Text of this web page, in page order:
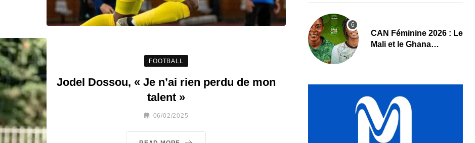
FOOTBALL
Jodel Dossou, « Je n’ai rien perdu de mon
talent »
06/02/2025
‎CAN Féminine 2026 : Le
Mali et le Ghana